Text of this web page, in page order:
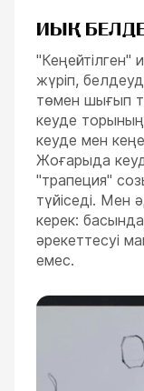
ИЫҚ
"Кеңейтілген"
жүріп,
төмен шығып
кеуде
кеуде мен
Жоғарыда
"трапеция"
түйіседі. Мен
керек:
әрекеттесуі
емес.